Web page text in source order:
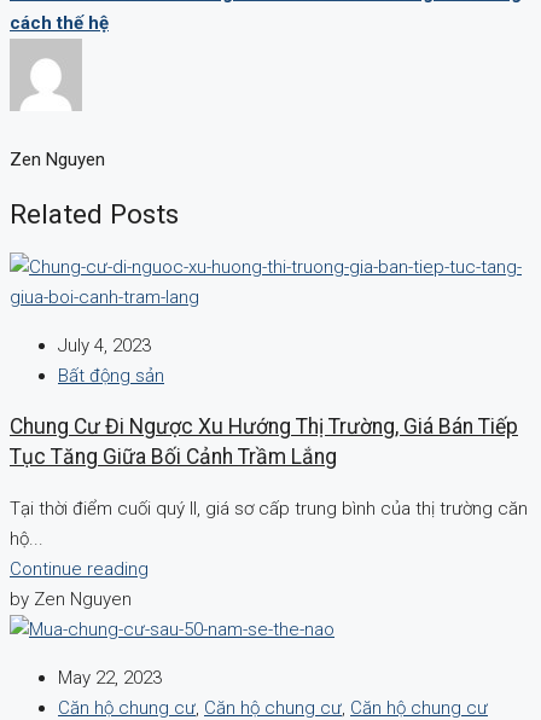
cách thế hệ
Zen Nguyen
Related Posts
July 4, 2023
Bất động sản
Chung Cư Đi Ngược Xu Hướng Thị Trường, Giá Bán Tiếp
Tục Tăng Giữa Bối Cảnh Trầm Lắng
Tại thời điểm cuối quý II, giá sơ cấp trung bình của thị trường căn
hộ...
Continue reading
by Zen Nguyen
May 22, 2023
Căn hộ chung cư, Căn hộ chung cư, Căn hộ chung cư